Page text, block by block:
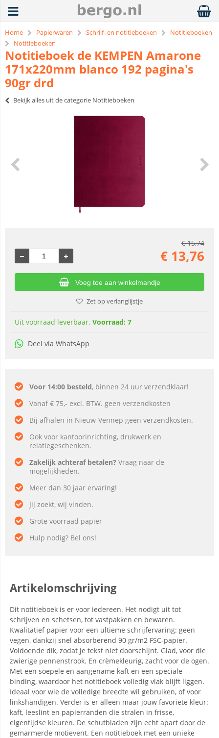
Home Papierwaren Schrijf- en notitieboeken
Notitieboeken
Notitieboeken
Notitieboek de KEMPEN Amarone
171x220mm blanco 192 pagina's
90gr drd
Bekijk alles uit de categorie Notitieboeken
€15,74
€ 13,76
Voeg toe aan winkelmandje
Zet op verlanglijstje
Uit voorraad leverbaar. Voorraad: 7
Deel via WhatsApp
Voor 14:00 besteld, binnen 24 uur verzendklaar!
Vanaf € 75,- excl. BTW. geen verzendkosten
Bij afhalen in Nieuw-Vennep geen verzendkosten.
Ook voor kantoorinrichting, drukwerk en
relatiegeschenken.
Zakelijk achteraf betalen? Vraag naar de
mogelijkheden.
Meer dan 30 jaar ervaring!
Jij zoekt, wij vinden.
Grote voorraad papier
Hulp nodig? Bel ons!
Artikelomschrijving
Dit notitieboek is er voor iedereen. Het nodigt uit tot
schrijven en schetsen, tot vastpakken en bewaren.
Kwalitatief papier voor een ultieme schrijfervaring: geen
vegen, dankzij snel absorberend 90 gr/m2 FSC-papier.
Voldoende dik, zodat je tekst niet doorschijnt. Glad, voor die
zwierige pennenstrook. En crèmekleurig, zacht voor de ogen.
Met een soepele en aangename kaft en een speciale
binding, waardoor het notitieboek volledig vlak blijft liggen.
Ideaal voor wie de volledige breedte wil gebruiken, of voor
linkshandigen. Verder is er alleen maar jouw favoriete kleur:
kaft, leeslint en papierranden die stralen in frisse,
eigentijdse kleuren. De schutbladen zijn echt apart door de
gemarmerde motievent. Een notitieboek met een unieke